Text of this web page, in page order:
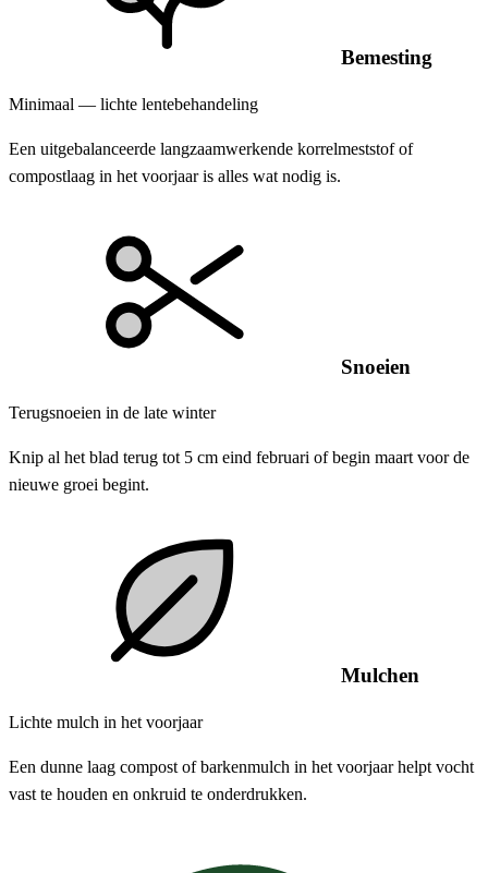
Bemesting
Minimaal — lichte lentebehandeling
Een uitgebalanceerde langzaamwerkende korrelmeststof of
compostlaag in het voorjaar is alles wat nodig is.
Snoeien
Terugsnoeien in de late winter
Knip al het blad terug tot 5 cm eind februari of begin maart voor de
nieuwe groei begint.
Mulchen
Lichte mulch in het voorjaar
Een dunne laag compost of barkenmulch in het voorjaar helpt vocht
vast te houden en onkruid te onderdrukken.